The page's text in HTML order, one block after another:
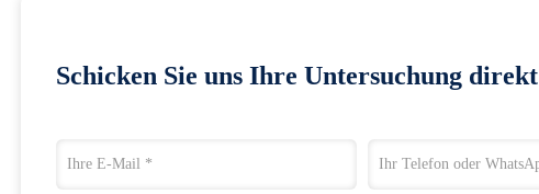
Schicken Sie uns Ihre Untersuchung direkt